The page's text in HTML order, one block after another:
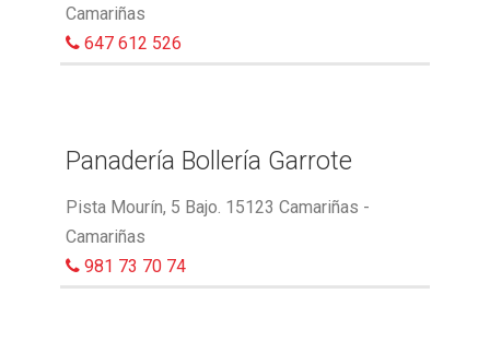
Camariñas
647 612 526
Panadería Bollería Garrote
Pista Mourín, 5 Bajo. 15123 Camariñas -
Camariñas
981 73 70 74